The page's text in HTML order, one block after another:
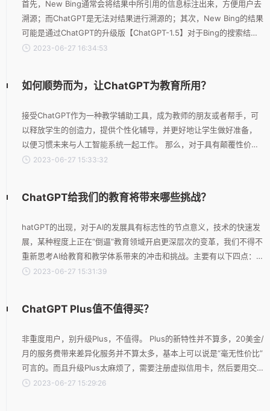
首先，New Bing通常会将结果中所引用的信息标注出来，方便用户去
溯源；而ChatGPT是无法对结果进行溯源的；其次，New Bing的结果
可能是通过ChatGPT的升级版【ChatGPT-1.5】对于Bing的搜索结果
进行理解和实时生成的（例如：ChatGPT-1.5先根据客户的问题进行分
通过模型生成结果。最后，New Bing现在对于每次会话，限制了提问
2023-06-27 16:34:53
如何顺势而为，让ChatGPT为教育所用？
接受ChatGPT作为一种教学辅助工具，成为教师的朋友或者帮手，可
以释放学生的创造力，提供个性化辅导，并更好地让学生做好准备，
以便习惯未来与人工智能系统一起工作。 那么，对于具有颠覆性价值
的ChatGPT，学校和教师究竟可以怎么上手？以下介绍较为常见的六
计划和阅读材料。 2、协助备课 除了课程设计，ChatGPT能够很好地
2023-06-27 15:33:32
ChatGPT给我们的教育将带来哪些挑战？
hatGPT的出现，对于AI的发展具有标志性的节点意义，技术的快速发
展，某种程度上正在“倒逼”教育领域开启更深层次的变革，我们不得不
重新思考AI给教育和教学体系带来的冲击和挑战。主要有以下四点：
1、挑战我们的人才观 未来到底要培养出什么样的人？相对AI的机械高
足够的“未来生存力”。 2、挑战我们的课程观 面向未来，孩子们要学
2023-06-27 15:31:39
ChatGPT Plus值不值得买？
非重度用户，别升级Plus，不值得。 Plus的新特性并不算多，20美金/
月的服务费带来差异化服务并不算太多，基本上可以说是“毫无性价比”
可言的。而且升级Plus太麻烦了，需要注册虚拟信用卡，然后要用交
易所USDT转为USD等，成本也很高，不太值得。
2023-06-27 15:29:26